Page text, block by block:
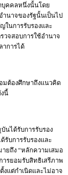
บุคคลหนึ่งนั้นโดย
ำนาจของรัฐนั้นเป็นไป
ในการรับรองและ
วจสอบการใช้อำนาจ
าการได้
ต้องศึกษาถึงแนวคิด
นี้
ได้รับการรับรอง
รับการรับรองและ
ยถึง “หลักความเสมอ
ารยอมรับสิทธิเสรีภาพ
แต่กำเนิดและไม่อาจ